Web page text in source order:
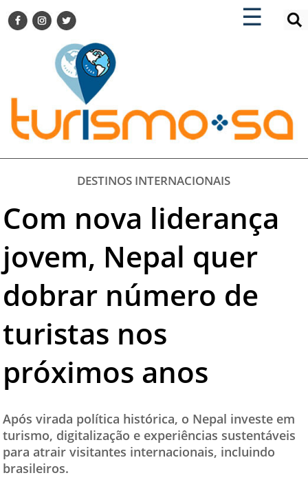
☰
×
TURISMO SA FOR BUSINESS
DESTINOS NACIONAIS
DESTINOS INTERNACIONAIS
CITY BREAK
TURISMO E MERCADO
EVENTOS
HOTELARIA
DICAS
VITRINE
TURISMO SA TV
TESTADO E APROVADO
PARCEIROS
CONTATO
×
ENCONTRE SUA NOTÍCIA
DESTINOS INTERNACIONAIS
Com nova liderança
jovem, Nepal quer
dobrar número de
turistas nos
próximos anos
Após virada política histórica, o Nepal investe em
turismo, digitalização e experiências sustentáveis
para atrair visitantes internacionais, incluindo
brasileiros.